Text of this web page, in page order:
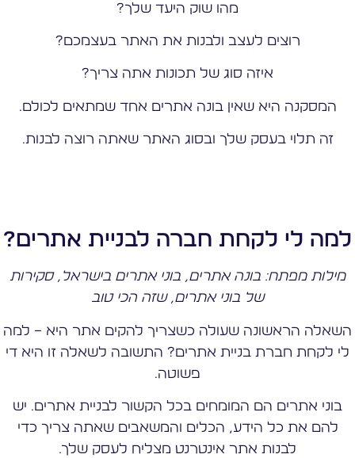
מהו שוק היעד שלך?
רוצים לעצב ולבנות את האתר בעצמכם?
איזה סוג של תכונות אתה צריך?
המסקנה היא שאין בונה אתרים אחד שמתאים לכולם.
זה תלוי בעסק שלך ובסוג האתר שאתה רוצה לבנות.
למה לי לקחת חברה לבניית אתרים?
מילות מפתח: בונה אתרים, בוני אתרים בישראל, סקירות
של בוני אתרים, שזה הכי טוב
השאלה הראשונה שעולה כשצריך להקים אתר היא – למה
לי לקחת חברת בניית אתרים? התשובה לשאלה זו היא די
פשוטה.
בוני אתרים הם המומחים בכל הקשור לבניית אתרים. יש
להם את כל הידע, הכלים והמשאבים שאתה צריך כדי
לבנות אתר אינטרנט מצליח לעסק שלך.